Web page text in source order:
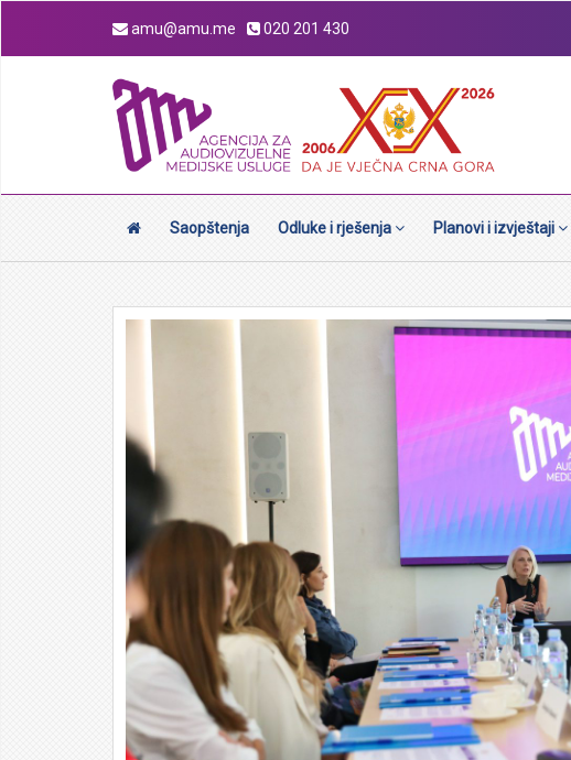
amu@amu.me 020 201 430
Saopštenja Odluke i rješenja Planovi i izvještaji